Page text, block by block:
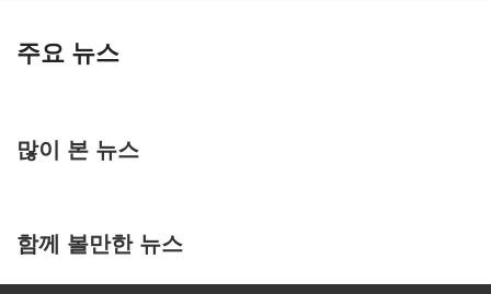
주요 뉴스
많이 본 뉴스
함께 볼만한 뉴스